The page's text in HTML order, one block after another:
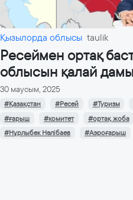
Қызылорда облысы taulik
Ресеймен ортақ
облысын қалай
30 маусым, 2025
#Қазақстан #Ресей #Туризм
#ғарыш
#комитет #ортақ жоба
#Нұрлыбек Нәлібаев
#Аэроғарыш